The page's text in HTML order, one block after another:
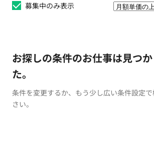
募集中のみ表示
お探しの条件のお仕事は見つ
た。
条件を変更するか、もう少し広い条件設定
さい。